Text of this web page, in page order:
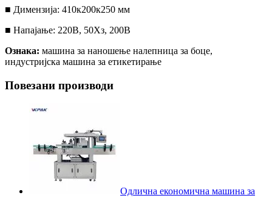
■ Димензија: 410к200к250 мм
■ Напајање: 220В, 50Хз, 200В
Ознака: машина за наношење налепница за боце,
индустријска машина за етикетирање
Повезани производи
Одлична економична машина за